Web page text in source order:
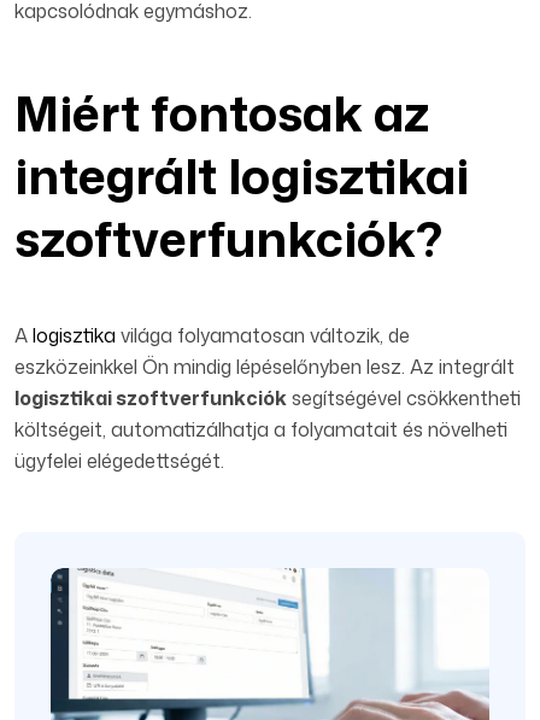
kapcsolódnak egymáshoz.
Miért fontosak az
integrált logisztikai
szoftverfunkciók?
Alogisztika világa folyamatosan változik, de
eszközeinkkel Ön mindig lépéselőnyben lesz. Az integrált
logisztikai szoftverfunkcióksegítségével csökkentheti
költségeit, automatizálhatja a folyamatait és növelheti
ügyfelei elégedettségét.